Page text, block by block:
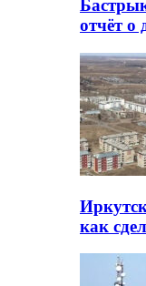
отчёт
как